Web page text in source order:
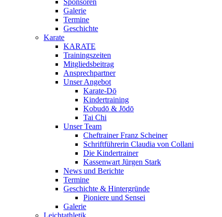
Sponsoren
Galerie
Termine
Geschichte
Karate
KARATE
Trainingszeiten
Mitgliedsbeitrag
Ansprechpartner
Unser Angebot
Karate-Dō
Kindertraining
Kobudō & Jōdō
Tai Chi
Unser Team
Cheftrainer Franz Scheiner
Schriftführerin Claudia von Collani
Die Kindertrainer
Kassenwart Jürgen Stark
News und Berichte
Termine
Geschichte & Hintergründe
Pioniere und Sensei
Galerie
Leichtathletik